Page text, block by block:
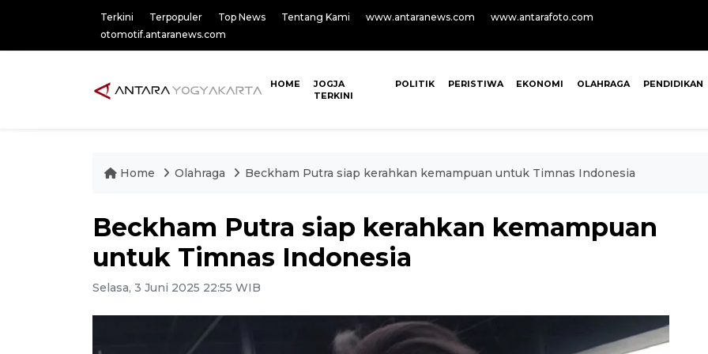
Terkini Terpopuler Top News Tentang Kami www.antaranews.com
www.antarafoto.com
otomotif.antaranews.com
HOME
JOGJA
TERKINI
POLITIK PERISTIWA EKONOMI OLAHRAGA PENDIDIKAN
Home Olahraga Beckham Putra siap kerahkan kemampuan untuk Timnas Indonesia
Beckham Putra siap kerahkan kemampuan
untuk Timnas Indonesia
Selasa, 3 Juni 2025 22:55 WIB